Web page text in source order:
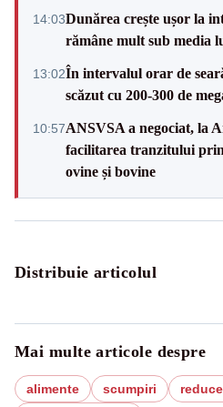
14:03Dunărea crește ușor la
rămâne mult sub media
13:02În intervalul orar de
scăzut cu 200-300 de
10:57ANSVSA a negociat, la
facilitarea tranzitului
ovine și bovine
Distribuie articolul
Mai multe articole despre
alimente scumpiri